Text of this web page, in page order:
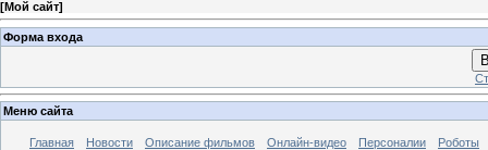
[Мой сайт]
Форма входа
Меню сайта
Главная Новости Описание фильмов Онлайн-видео Персоналии Роботы